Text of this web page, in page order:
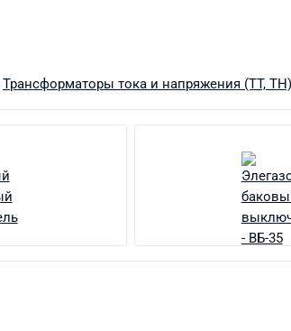
Трансформаторы тока и напряжения (ТТ, ТН)